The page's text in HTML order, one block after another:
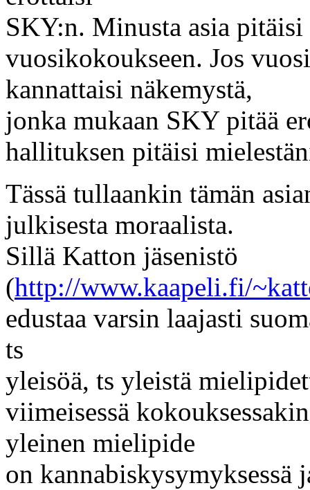
SKY:n. Minusta asia pitäisi
vuosikokoukseen. Jos
kannattaisi näkemystä,
jonka mukaan SKY pitää
hallituksen pitäisi
Tässä tullaankin tämän
julkisesta moraalista.
Sillä Katton jäsenistö
(http://www.kaapeli.fi/
edustaa varsin laajasti
ts
yleisöä, ts yleistä
viimeisessä
yleinen mielipide
on kannabiskysymyksessä